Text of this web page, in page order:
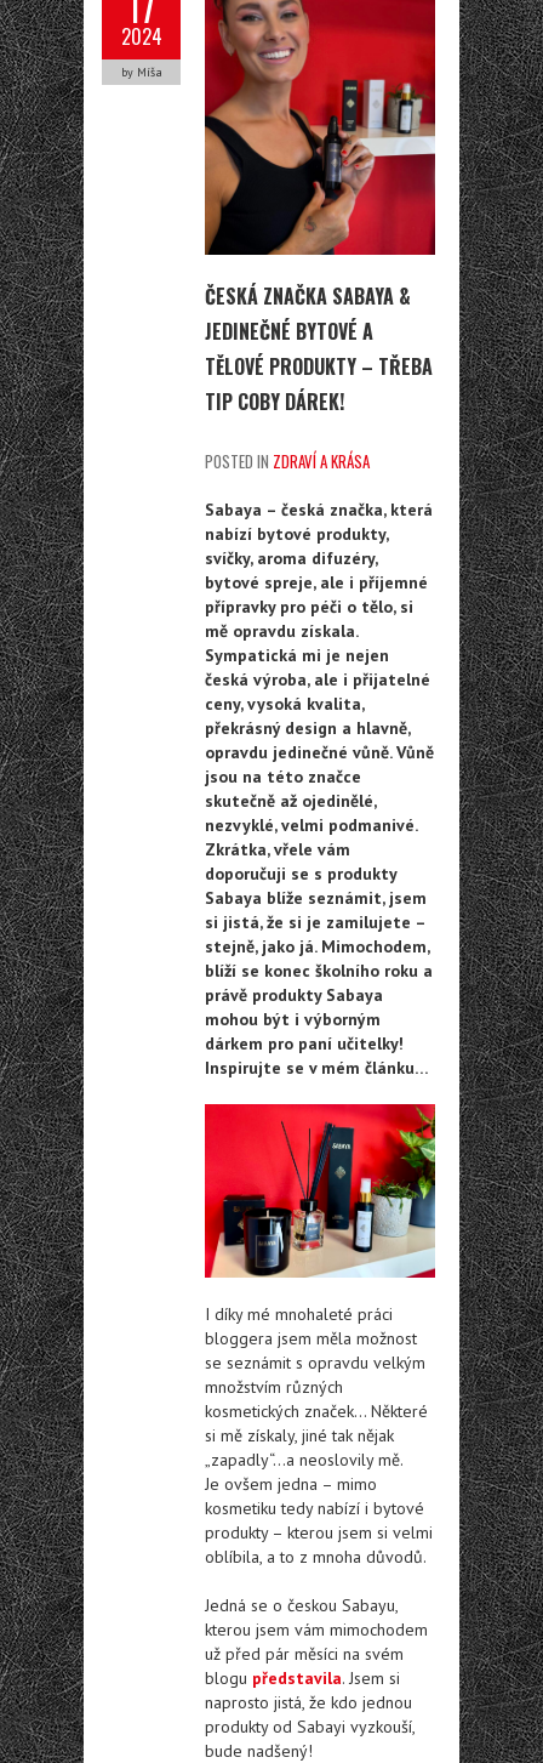
2024
by Míša
ČESKÁ ZNAČKA SABAYA &
JEDINEČNÉ BYTOVÉ A
TĚLOVÉ PRODUKTY – TŘEBA
TIP COBY DÁREK!
POSTED IN ZDRAVÍ A KRÁSA
Sabaya – česká značka, která
nabízí bytové produkty,
svíčky, aroma difuzéry,
bytové spreje, ale i příjemné
přípravky pro péči o tělo, si
mě opravdu získala.
Sympatická mi je nejen
česká výroba, ale i přijatelné
ceny, vysoká kvalita,
překrásný design a hlavně,
opravdu jedinečné vůně. Vůně
jsou na této značce
skutečně až ojedinělé,
nezvyklé, velmi podmanivé.
Zkrátka, vřele vám
doporučuji se s produkty
Sabaya blíže seznámit, jsem
si jistá, že si je zamilujete –
stejně, jako já. Mimochodem,
blíží se konec školního roku a
právě produkty Sabaya
mohou být i výborným
dárkem pro paní učitelky!
Inspirujte se v mém článku…
I díky mé mnohaleté práci
bloggera jsem měla možnost
se seznámit s opravdu velkým
množstvím různých
kosmetických značek… Některé
si mě získaly, jiné tak nějak
„zapadly“…a neoslovily mě.
Je ovšem jedna – mimo
kosmetiku tedy nabízí i bytové
produkty – kterou jsem si velmi
oblíbila, a to z mnoha důvodů.
Jedná se o českou Sabayu,
kterou jsem vám mimochodem
už před pár měsíci na svém
blogu představila. Jsem si
naprosto jistá, že kdo jednou
produkty od Sabayi vyzkouší,
bude nadšený!